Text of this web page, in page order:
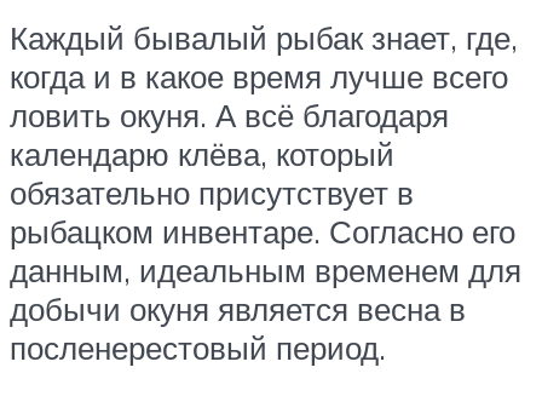
Каждый бывалый рыбак знает, где,
когда и в какое время лучше всего
ловить окуня. А всё благодаря
календарю клёва, который
обязательно присутствует в
рыбацком инвентаре. Согласно его
данным, идеальным временем для
добычи окуня является весна в
посленерестовый период.